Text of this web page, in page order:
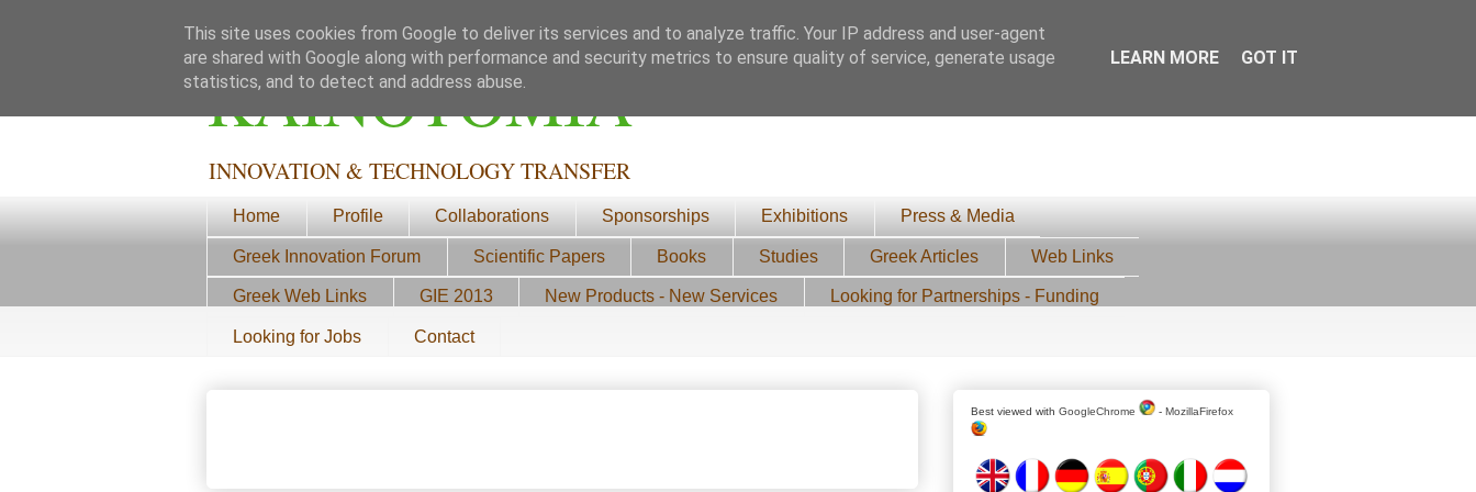
ΚΑΙΝΟΤΟΜΙΑ
INNOVATION & TECHNOLOGY TRANSFER
Home Profile Collaborations Sponsorships Exhibitions Press & Media
Greek Innovation Forum Scientific Papers Books Studies Greek Articles Web Links
Greek Web Links GIE 2013 New Products - New Services Looking for Partnerships - Funding
Looking for Jobs Contact
Best viewed with GoogleChrome - MozillaFirefox
This site uses cookies from Google to deliver its services and to analyze traffic. Your IP address and user-agent
are shared with Google along with performance and security metrics to ensure quality of service, generate usage
statistics, and to detect and address abuse.
LEARN MORE GOT IT